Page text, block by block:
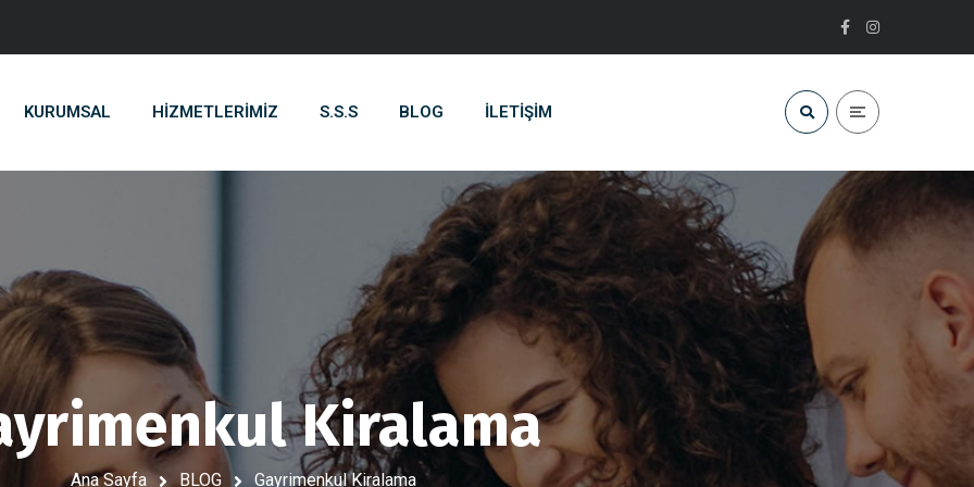
KURUMSAL HIZMETLERIMIZ S.S.S BLOG İLETIŞIM
Kiralama
Ana Sayfa BLOG Gayrimenkul Kiralama